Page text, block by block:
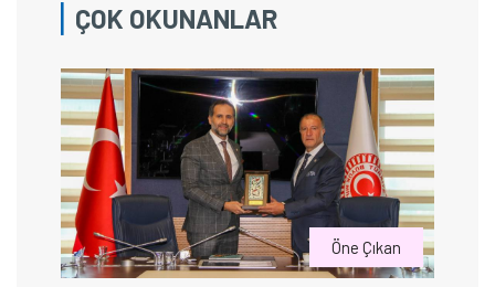
ÇOK OKUNANLAR
Öne Çıkan